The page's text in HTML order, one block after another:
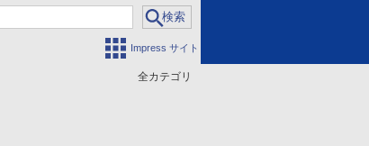
Impress サイト
全カテゴリ